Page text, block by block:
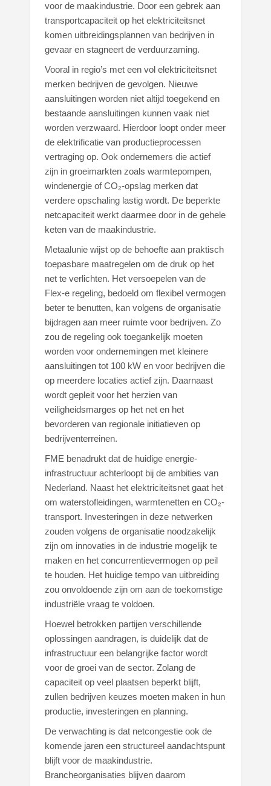
voor de maakindustrie. Door een gebrek aan
transportcapaciteit op het elektriciteitsnet
komen uitbreidingsplannen van bedrijven in
gevaar en stagneert de verduurzaming.
Vooral in regio’s met een vol elektriciteitsnet
merken bedrijven de gevolgen. Nieuwe
aansluitingen worden niet altijd toegekend en
bestaande aansluitingen kunnen vaak niet
worden verzwaard. Hierdoor loopt onder meer
de elektrificatie van productieprocessen
vertraging op. Ook ondernemers die actief
zijn in groeimarkten zoals warmtepompen,
windenergie of CO₂-opslag merken dat
verdere opschaling lastig wordt. De beperkte
netcapaciteit werkt daarmee door in de gehele
keten van de maakindustrie.
Metaalunie wijst op de behoefte aan praktisch
toepasbare maatregelen om de druk op het
net te verlichten. Het versoepelen van de
Flex-e regeling, bedoeld om flexibel vermogen
beter te benutten, kan volgens de organisatie
bijdragen aan meer ruimte voor bedrijven. Zo
zou de regeling ook toegankelijk moeten
worden voor ondernemingen met kleinere
aansluitingen tot 100 kW en voor bedrijven die
op meerdere locaties actief zijn. Daarnaast
wordt gepleit voor het herzien van
veiligheidsmarges op het net en het
bevorderen van regionale initiatieven op
bedrijventerreinen.
FME benadrukt dat de huidige energie-
infrastructuur achterloopt bij de ambities van
Nederland. Naast het elektriciteitsnet gaat het
om waterstofleidingen, warmtenetten en CO₂-
transport. Investeringen in deze netwerken
zouden volgens de organisatie noodzakelijk
zijn om innovaties in de industrie mogelijk te
maken en het concurrentie­vermogen op peil
te houden. Het huidige tempo van uitbreiding
zou onvoldoende zijn om aan de toekomstige
industriële vraag te voldoen.
Hoewel betrokken partijen verschillende
oplossingen aandragen, is duidelijk dat de
infrastructuur een belangrijke factor wordt
voor de groei van de sector. Zolang de
capaciteit op veel plaatsen beperkt blijft,
zullen bedrijven keuzes moeten maken in hun
productie, investeringen en planning.
De verwachting is dat netcongestie ook de
komende jaren een structureel aandachtspunt
blijft voor de maakindustrie.
Brancheorganisaties blijven daarom